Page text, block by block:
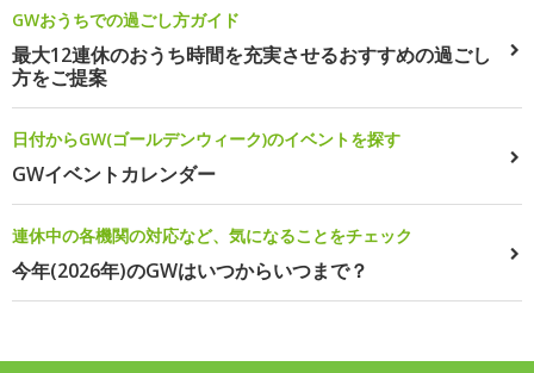
GWおうちでの過ごし方ガイド
最大12連休のおうち時間を充実させるおすすめの過ごし
方をご提案
日付からGW(ゴールデンウィーク)のイベントを探す
GWイベントカレンダー
連休中の各機関の対応など、気になることをチェック
今年(2026年)のGWはいつからいつまで？